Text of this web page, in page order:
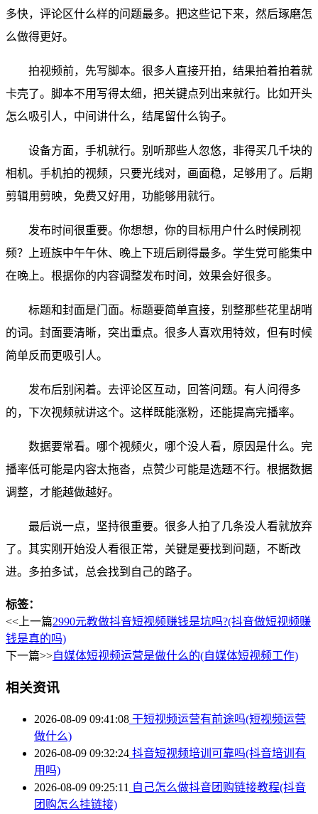
多快，评论区什么样的问题最多。把这些记下来，然后琢磨怎
么做得更好。
拍视频前，先写脚本。很多人直接开拍，结果拍着拍着就
卡壳了。脚本不用写得太细，把关键点列出来就行。比如开头
怎么吸引人，中间讲什么，结尾留什么钩子。
设备方面，手机就行。别听那些人忽悠，非得买几千块的
相机。手机拍的视频，只要光线对，画面稳，足够用了。后期
剪辑用剪映，免费又好用，功能够用就行。
发布时间很重要。你想想，你的目标用户什么时候刷视
频？上班族中午午休、晚上下班后刷得最多。学生党可能集中
在晚上。根据你的内容调整发布时间，效果会好很多。
标题和封面是门面。标题要简单直接，别整那些花里胡哨
的词。封面要清晰，突出重点。很多人喜欢用特效，但有时候
简单反而更吸引人。
发布后别闲着。去评论区互动，回答问题。有人问得多
的，下次视频就讲这个。这样既能涨粉，还能提高完播率。
数据要常看。哪个视频火，哪个没人看，原因是什么。完
播率低可能是内容太拖沓，点赞少可能是选题不行。根据数据
调整，才能越做越好。
最后说一点，坚持很重要。很多人拍了几条没人看就放弃
了。其实刚开始没人看很正常，关键是要找到问题，不断改
进。多拍多试，总会找到自己的路子。
标签：
<<上一篇2990元教做抖音短视频赚钱是坑吗?(抖音做短视频赚
钱是真的吗)
下一篇>>自媒体短视频运营是做什么的(自媒体短视频工作)
相关资讯
2026-08-09 09:41:08 干短视频运营有前途吗(短视频运营
做什么)
2026-08-09 09:32:24 抖音短视频培训可靠吗(抖音培训有
用吗)
2026-08-09 09:25:11 自己怎么做抖音团购链接教程(抖音
团购怎么挂链接)